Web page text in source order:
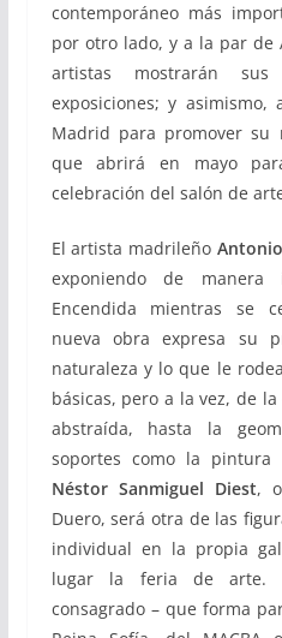
contemporáneo más
por otro lado, y a la par de
artistas mostrarán
exposiciones; y
Madrid para promover su
que abrirá en mayo
celebración del salón de
El artista madrileño
exponiendo de
Encendida mientras se
nueva obra expresa su
naturaleza y lo que le
básicas, pero a la vez, de
abstraída, hasta la
soportes como la pintura
Néstor Sanmiguel Diest,
Duero, será otra de las
individual en la propia
lugar la feria de arte.
consagrado – que forma